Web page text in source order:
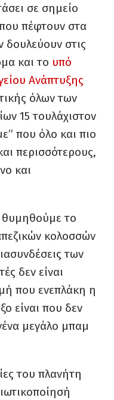
σε σημείο
πέφτουν στα
δουλεύουν στις
και το υπό
Ανάπτυξης
όλων των
15 τουλάχιστον
που όλο και πιο
περισσότερους,
και
θυμηθούμε το
κολοσσών
των
δεν είναι
που ενεπλάκη η
είναι που δεν
μεγάλο μπαμ
του πλανήτη